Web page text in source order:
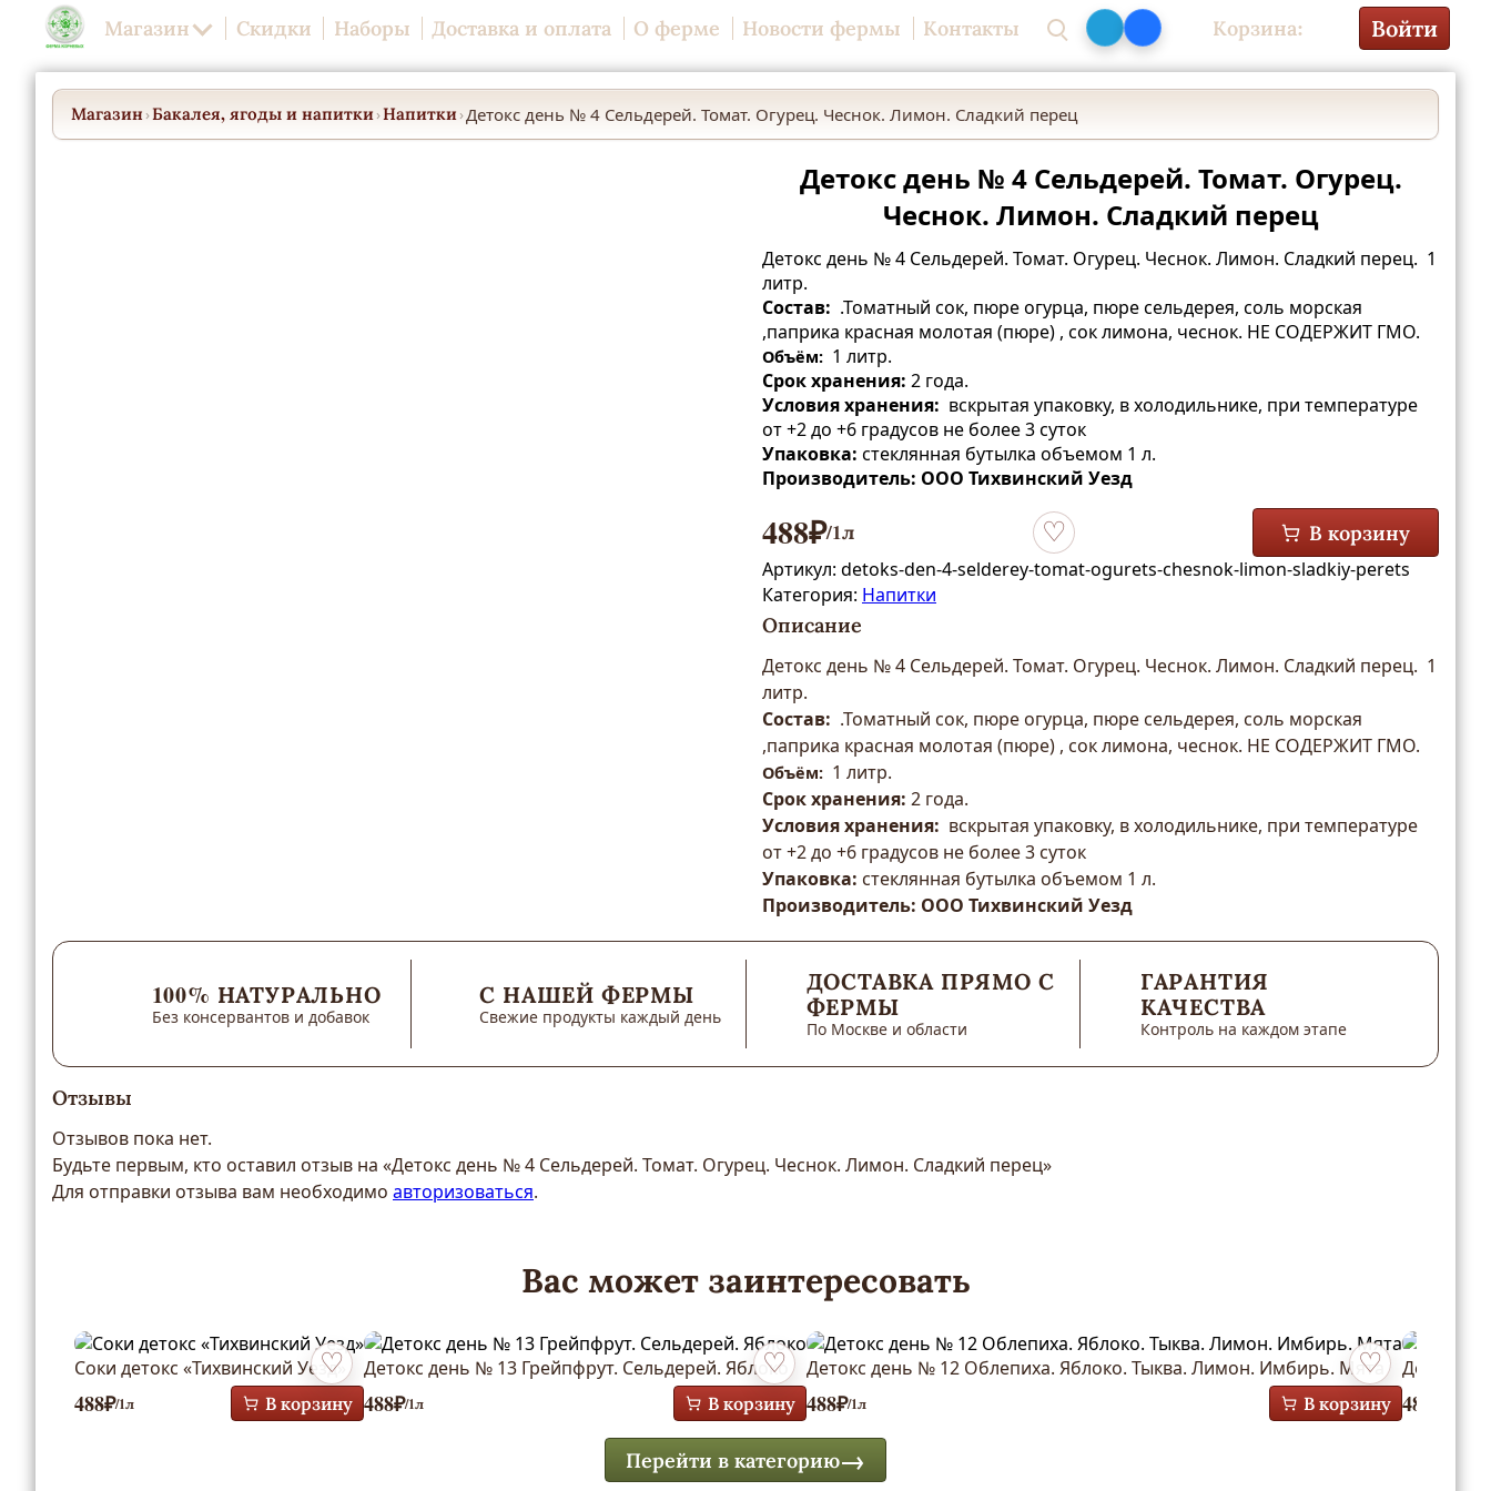
Магазин Скидки Наборы Доставка и оплата О ферме Новости фермы Контакты Корзина: Войти
Магазин›Бакалея, ягоды и напитки›Напитки›Детокс день № 4 Сельдерей. Томат. Огурец. Чеснок. Лимон. Сладкий перец
Детокс день № 4 Сельдерей. Томат. Огурец.
Чеснок. Лимон. Сладкий перец
Детокс день № 4 Сельдерей. Томат. Огурец. Чеснок. Лимон. Сладкий перец. 1
литр.
Состав: .Томатный сок, пюре огурца, пюре сельдерея, соль морская
,паприка красная молотая (пюре) , сок лимона, чеснок. НЕ СОДЕРЖИТ ГМО.
Объём: 1 литр.
Срок хранения: 2 года.
Условия хранения: вскрытая упаковку, в холодильнике, при температуре
от +2 до +6 градусов не более 3 суток
Упаковка: стеклянная бутылка объемом 1 л.
Производитель: ООО Тихвинский Уезд
488₽/1л Добавить в избранное В корзину
Артикул: detoks-den-4-selderey-tomat-ogurets-chesnok-limon-sladkiy-perets
Категория: Напитки
Описание
Детокс день № 4 Сельдерей. Томат. Огурец. Чеснок. Лимон. Сладкий перец. 1
литр.
Состав: .Томатный сок, пюре огурца, пюре сельдерея, соль морская
,паприка красная молотая (пюре) , сок лимона, чеснок. НЕ СОДЕРЖИТ ГМО.
Объём: 1 литр.
Срок хранения: 2 года.
Условия хранения: вскрытая упаковку, в холодильнике, при температуре
от +2 до +6 градусов не более 3 суток
Упаковка: стеклянная бутылка объемом 1 л.
Производитель: ООО Тихвинский Уезд
100% НАТУРАЛЬНО
Без консервантов и добавок
С НАШЕЙ ФЕРМЫ
Свежие продукты каждый день
ДОСТАВКА ПРЯМО С
ФЕРМЫ
По Москве и области
ГАРАНТИЯ
КАЧЕСТВА
Контроль на каждом этапе
Отзывы
Отзывов пока нет.
Будьте первым, кто оставил отзыв на «Детокс день № 4 Сельдерей. Томат. Огурец. Чеснок. Лимон. Сладкий перец»
Для отправки отзыва вам необходимо авторизоваться.
Вас может заинтересовать
Добавить в избранное
Соки детокс «Тихвинский Уезд»
488₽/1л В корзину
Добавить в избранное
Детокс день № 13 Грейпфрут. Сельдерей. Яблоко
488₽/1л В корзину
Добавить в
Детокс день № 12 Облепиха. Яблоко. Тыква. Лимон. Имбирь. Мята
488₽/1л В корзину
Детокс
488
Перейти в категорию